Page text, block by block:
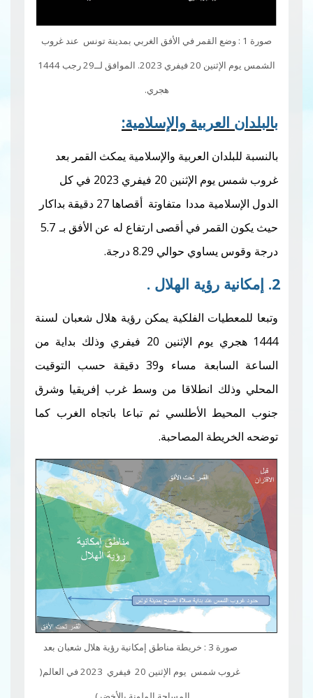
القمر في الأفق الغربي بمدينة تونس عند غروب
الموافق لــ29 رجب 1444
والإسلامية:
العربية والإسلامية يمكث القمر بعد
غروب شمس يوم الإثنين 20 فيفري 2023 في كل
مددا مت
فاوتة أقصاها 27 دقيقة بداكار
في أقصى ارتفاع له عن الأفق بـ 5.7
حوالي 8.29 درجة.
الفلكية يمكن رؤية هلال شعبان لسنة
1444 هجري يوم الإثنين 20 فيفري وذلك بداية من
الساعة السابعة مساء و39 دقيقة حسب التوقيت
انطلاقا من وسط غرب إفريقيا وشرق
الأطلسي ثم تباعا باتجاه الغرب كما
المصاحبة.
صورة 3 : خريطة مناطق إمكانية رؤية هلال شعبان بعد
غروب شمس يوم الإثنين 20 فيفري 2023 في العالم(